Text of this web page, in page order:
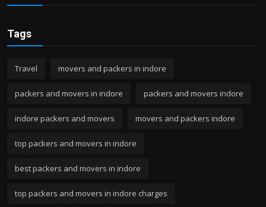
Tags
Travel movers and packers in indore
packers and movers in indore packers and movers indore
indore packers and movers movers and packers indore
top packers and movers in indore
best packers and movers in indore
top packers and movers in indore charges